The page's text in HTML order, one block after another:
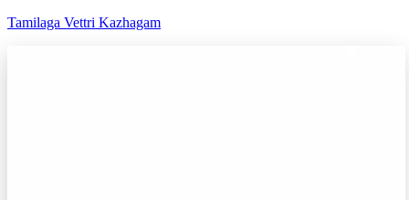
Tamilaga Vettri Kazhagam